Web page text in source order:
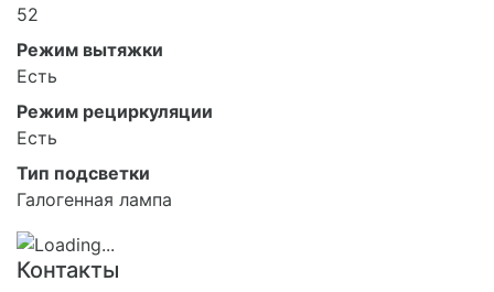
52
Режим вытяжки
Есть
Режим рециркуляции
Есть
Тип подсветки
Галогенная лампа
Контакты